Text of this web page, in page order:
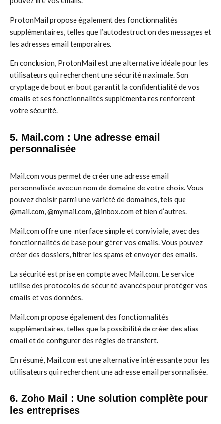
ProtonMail propose également des fonctionnalités
supplémentaires, telles que l’autodestruction des messages et
les adresses email temporaires.
En conclusion, ProtonMail est une alternative idéale pour les
utilisateurs qui recherchent une sécurité maximale. Son
cryptage de bout en bout garantit la confidentialité de vos
emails et ses fonctionnalités supplémentaires renforcent
votre sécurité.
5. Mail.com : Une adresse email
personnalisée
Mail.com vous permet de créer une adresse email
personnalisée avec un nom de domaine de votre choix. Vous
pouvez choisir parmi une variété de domaines, tels que
@mail.com, @mymail.com, @inbox.com et bien d’autres.
Mail.com offre une interface simple et conviviale, avec des
fonctionnalités de base pour gérer vos emails. Vous pouvez
créer des dossiers, filtrer les spams et envoyer des emails.
La sécurité est prise en compte avec Mail.com. Le service
utilise des protocoles de sécurité avancés pour protéger vos
emails et vos données.
Mail.com propose également des fonctionnalités
supplémentaires, telles que la possibilité de créer des alias
email et de configurer des règles de transfert.
En résumé, Mail.com est une alternative intéressante pour les
utilisateurs qui recherchent une adresse email personnalisée.
6. Zoho Mail : Une solution complète pour
les entreprises